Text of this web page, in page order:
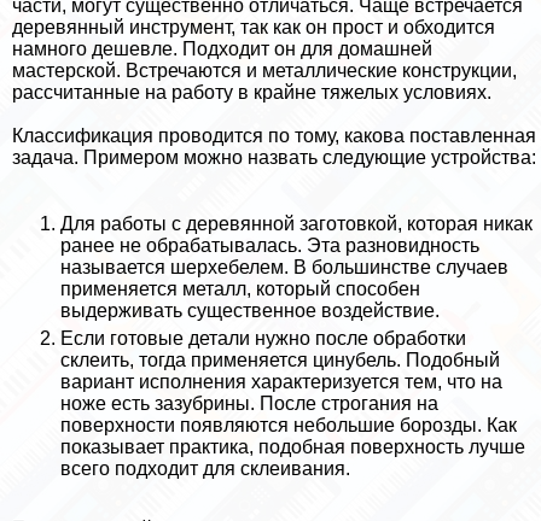
части, могут существенно отличаться. Чаще встречается
деревянный инструмент, так как он прост и обходится
намного дешевле. Подходит он для домашней
мастерской. Встречаются и металлические конструкции,
рассчитанные на работу в крайне тяжелых условиях.
Классификация проводится по тому, какова поставленная
задача. Примером можно назвать следующие устройства:
Для работы с деревянной заготовкой, которая никак
ранее не обpaбатывалась. Эта разновидность
называется шерхебелем. В большинстве случаев
применяется металл, который способен
выдерживать существенное воздействие.
Если готовые детали нужно после обработки
склеить, тогда применяется цинубель. Подобный
вариант исполнения хаpaктеризуется тем, что на
ноже есть зазубрины. После строгания на
поверхности появляются небольшие борозды. Как
показывает пpaктика, подобная поверхность лучше
всего подходит для склеивания.